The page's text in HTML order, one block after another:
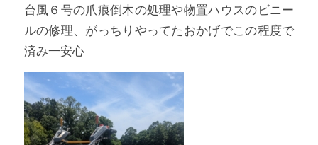
台風６号の爪痕倒木の処理や物置ハウスのビニー
ルの修理、がっちりやってたおかげでこの程度で
済み一安心